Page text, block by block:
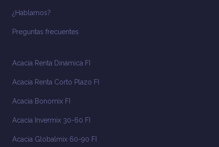
¿Hablamos?
Preguntas frecuentes
Acacia Renta Dinámica FI
Acacia Renta Corto Plazo FI
Acacia Bonomix FI
Acacia Invermix 30-60 FI
Acacia Globalmix 60-90 FI